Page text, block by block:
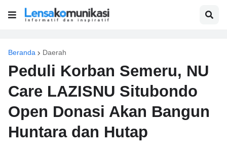
Beranda Daerah
Peduli Korban Semeru, NU
Care LAZISNU Situbondo
Open Donasi Akan Bangun
Huntara dan Hutap